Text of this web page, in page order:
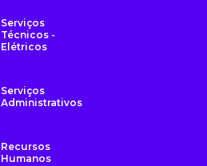
Serviços
Técnicos -
Elétricos
Serviços
Administrativos
Recursos
Humanos